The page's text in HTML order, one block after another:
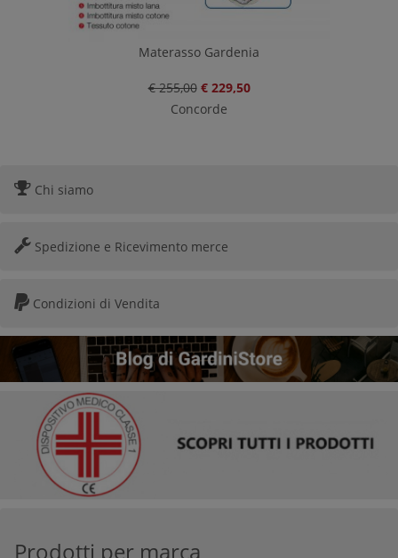
Materasso Gardenia
€ 255,00 € 229,50
Concorde
Chi siamo
Spedizione e Ricevimento merce
Condizioni di Vendita
Prodotti per marca